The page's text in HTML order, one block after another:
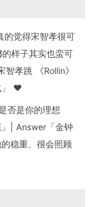
的觉得宋智孝很可
样子其实也蛮可
孝跳 《Rollin》
」 ❤️
否是你的理想
| Answer「金钟
稳重、很会照顾